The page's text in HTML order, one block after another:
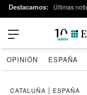
Destacamos: Últimas
OPINIÓN ESPAÑA
CATALUÑA | ESPAÑA